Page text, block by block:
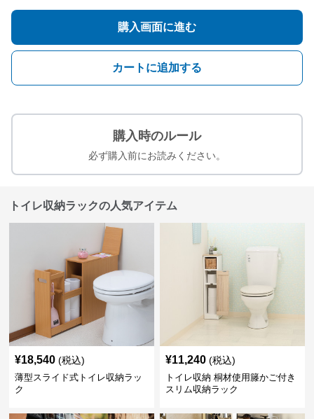
購入画面に進む
カートに追加する
購入時のルール
必ず購入前にお読みください。
トイレ収納ラックの人気アイテム
¥18,540 (税込)
薄型スライド式トイレ収納ラッ
ク
¥11,240 (税込)
トイレ収納 桐材使用籐かご付き
スリム収納ラック